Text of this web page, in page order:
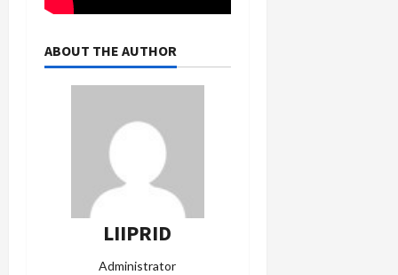
ABOUT THE AUTHOR
LIIPRID
Administrator